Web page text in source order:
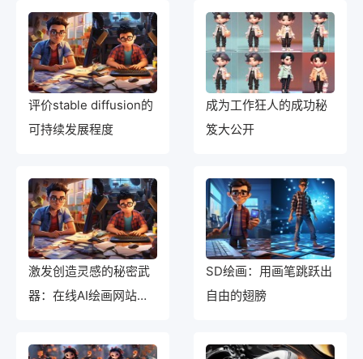
评价stable diffusion的
可持续发展程度
成为工作狂人的成功秘
笈大公开
激发创造灵感的秘密武
器：在线AI绘画网站全
SD绘画：用画笔跳跃出
自由的翅膀